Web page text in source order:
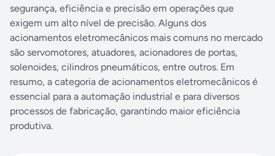
segurança, eficiência e precisão em operações que
exigem um alto nível de precisão. Alguns dos
acionamentos eletromecânicos mais comuns no mercado
são servomotores, atuadores, acionadores de portas,
solenoides, cilindros pneumáticos, entre outros. Em
resumo, a categoria de acionamentos eletromecânicos é
essencial para a automação industrial e para diversos
processos de fabricação, garantindo maior eficiência
produtiva.